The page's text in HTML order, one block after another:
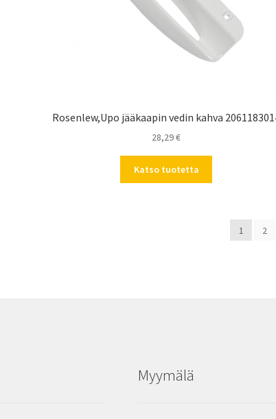
Rosenlew,Upo jääkaapin vedin kahva
28,29€
Katso tuotetta
1 2
Myymälä